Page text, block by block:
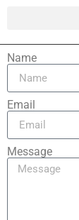
Name
Email
Message